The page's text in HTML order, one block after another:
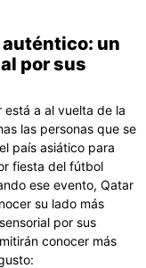
auténtico: un
por sus
está a al vuelta de la
las personas que se
país asiático para
fiesta del fútbol
ese evento, Qatar
su lado más
por sus
conocer más